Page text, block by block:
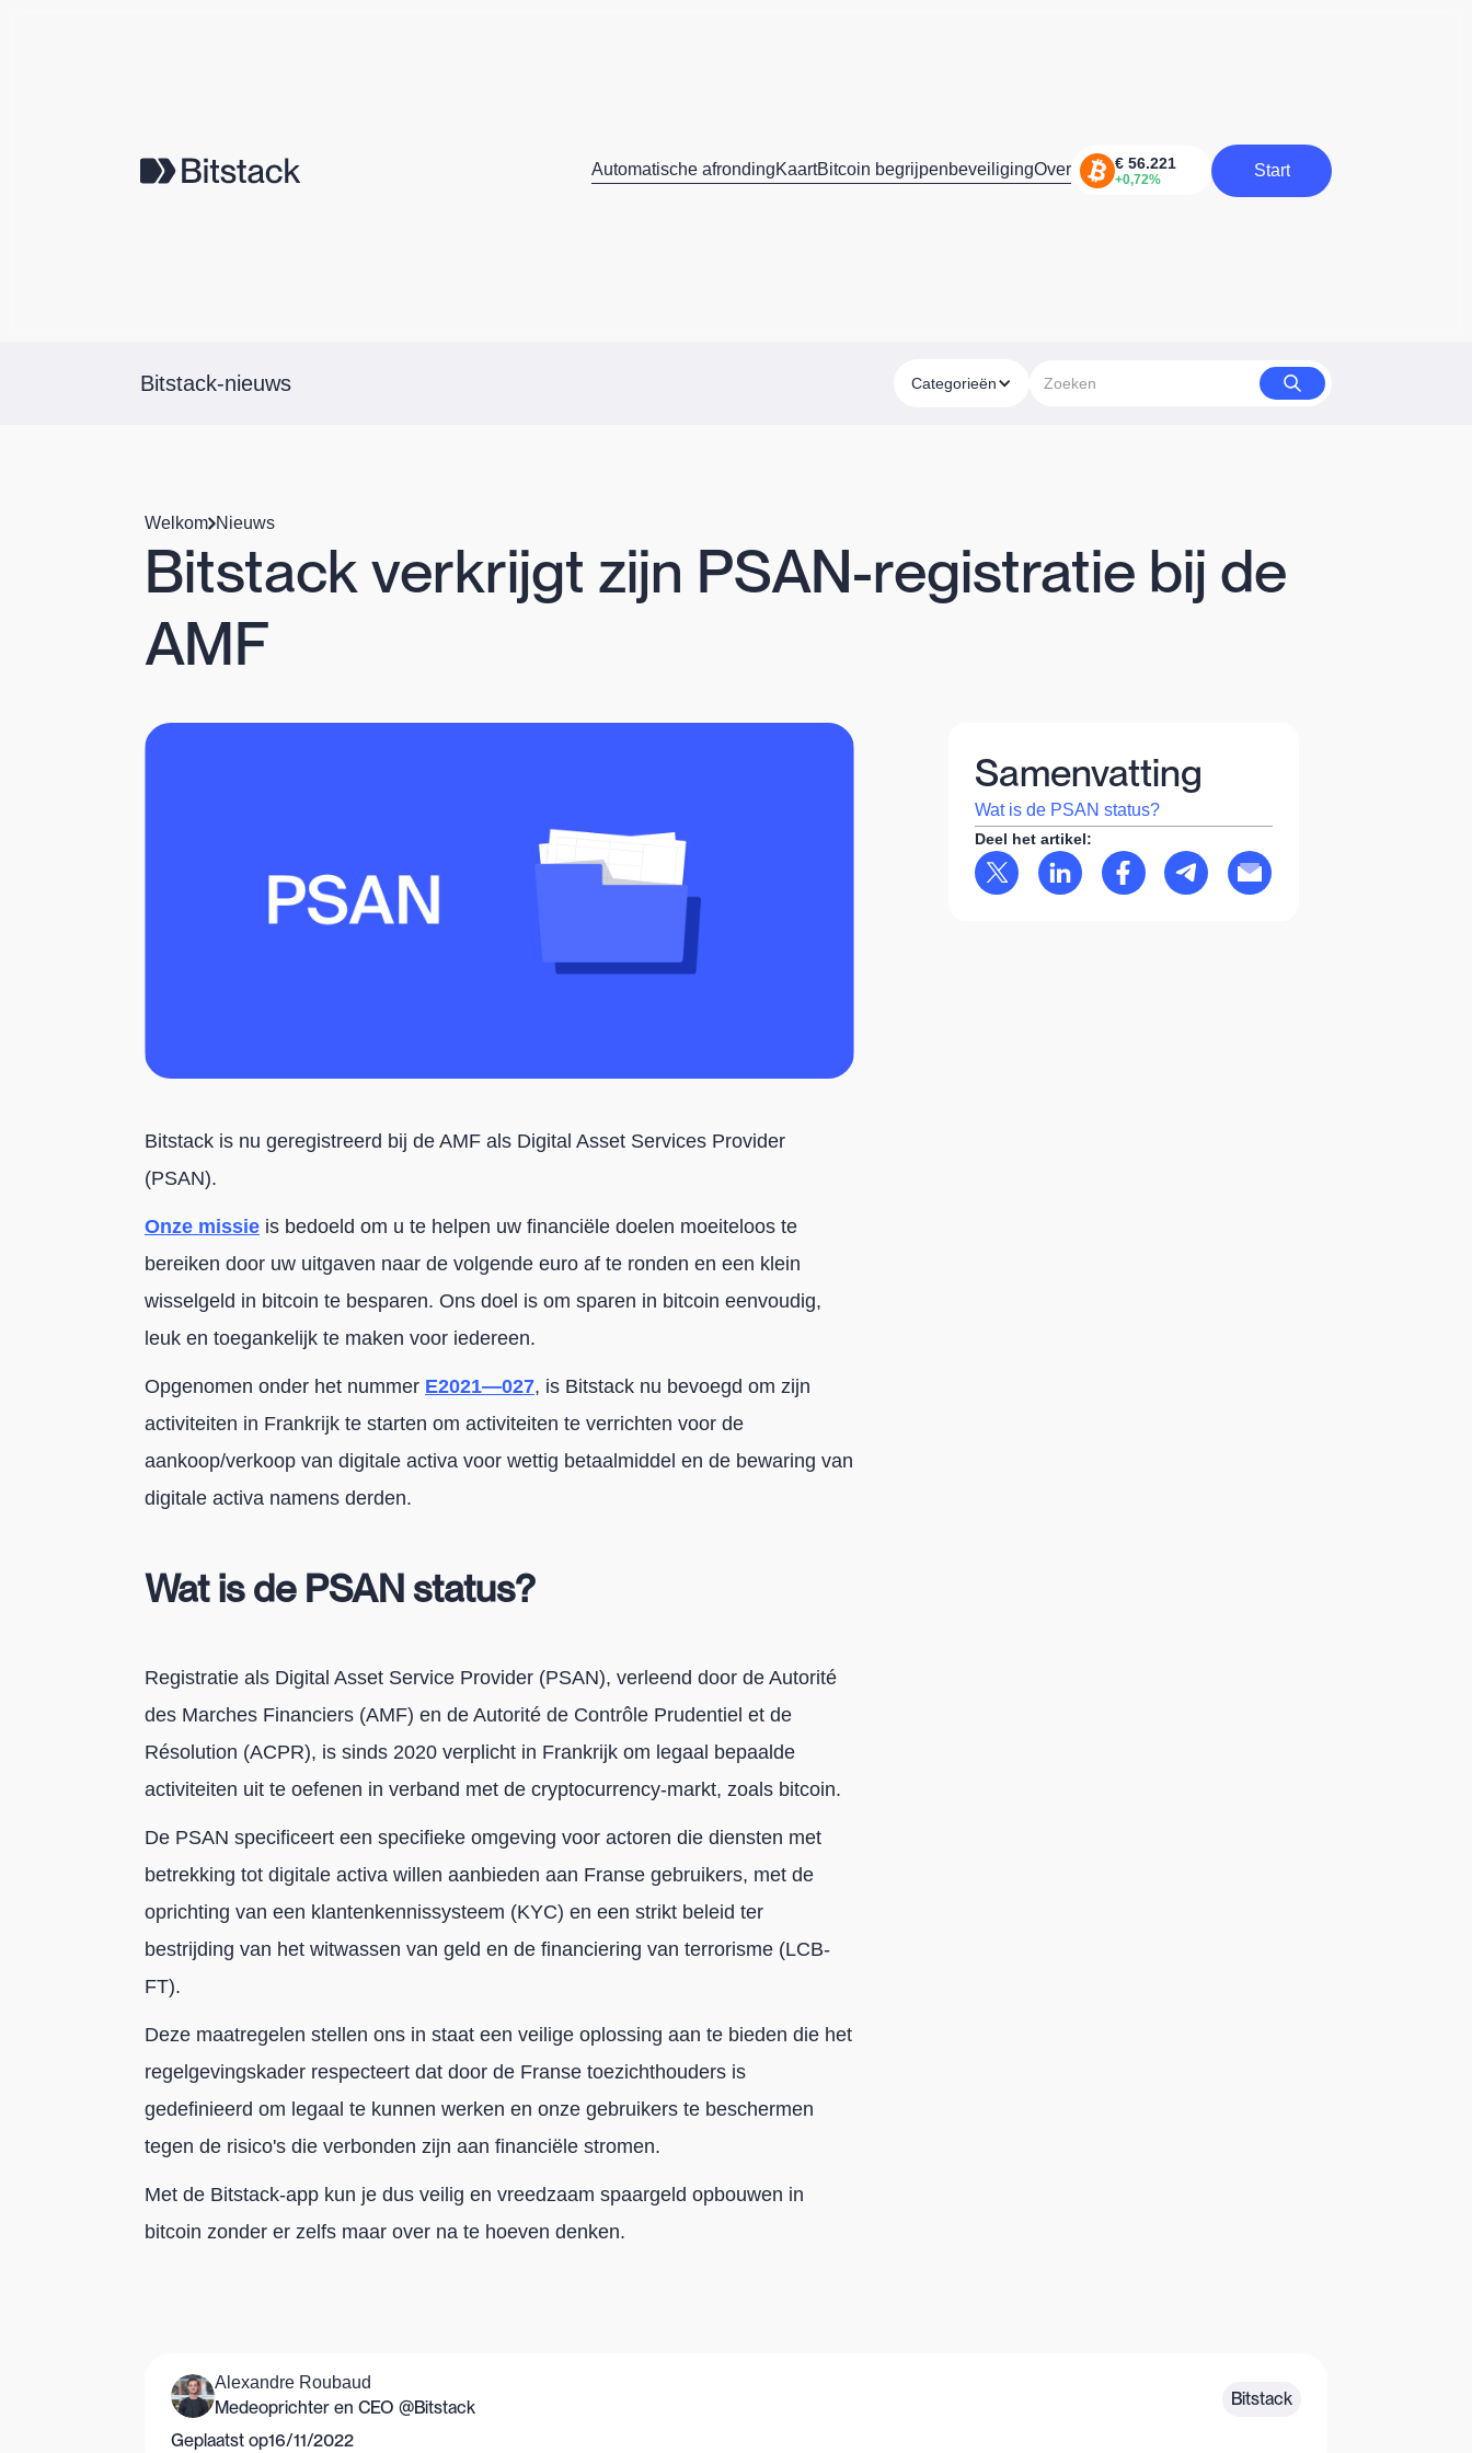
Automatische afrondingKaartBitcoin begrijpenbeveiligingOver
Start
Start
Bitstack-nieuws Categorieën
Welkom Nieuws
Bitstack verkrijgt zijn PSAN-registratie bij de
AMF
Bitstack is nu geregistreerd bij de AMF als Digital Asset Services Provider
(PSAN).
Onze missie is bedoeld om u te helpen uw financiële doelen moeiteloos te
bereiken door uw uitgaven naar de volgende euro af te ronden en een klein
wisselgeld in bitcoin te besparen. Ons doel is om sparen in bitcoin eenvoudig,
leuk en toegankelijk te maken voor iedereen.
Opgenomen onder het nummer E2021—027, is Bitstack nu bevoegd om zijn
activiteiten in Frankrijk te starten om activiteiten te verrichten voor de
aankoop/verkoop van digitale activa voor wettig betaalmiddel en de bewaring van
digitale activa namens derden.
Wat is de PSAN status?
Registratie als Digital Asset Service Provider (PSAN), verleend door de Autorité
des Marches Financiers (AMF) en de Autorité de Contrôle Prudentiel et de
Résolution (ACPR), is sinds 2020 verplicht in Frankrijk om legaal bepaalde
activiteiten uit te oefenen in verband met de cryptocurrency-markt, zoals bitcoin.
De PSAN specificeert een specifieke omgeving voor actoren die diensten met
betrekking tot digitale activa willen aanbieden aan Franse gebruikers, met de
oprichting van een klantenkennissysteem (KYC) en een strikt beleid ter
bestrijding van het witwassen van geld en de financiering van terrorisme (LCB-
FT).
Deze maatregelen stellen ons in staat een veilige oplossing aan te bieden die het
regelgevingskader respecteert dat door de Franse toezichthouders is
gedefinieerd om legaal te kunnen werken en onze gebruikers te beschermen
tegen de risico's die verbonden zijn aan financiële stromen.
Met de Bitstack-app kun je dus veilig en vreedzaam spaargeld opbouwen in
bitcoin zonder er zelfs maar over na te hoeven denken.
Samenvatting
Wat is de PSAN status?
Deel het artikel:
Alexandre Roubaud
Medeoprichter en CEO @Bitstack
Bitstack
Geplaatst op16/11/2022